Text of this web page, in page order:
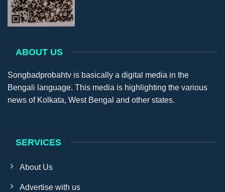
ABOUT US
Songbadprobahtv is basically a digital media in the
Bengali language. This media is highlighting the various
news of Kolkata, West Bengal and other states.
SERVICES
About Us
Advertise with us